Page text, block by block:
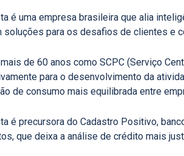
é uma empresa brasileira que alia
soluções para os desafios de clientes e
mais de 60 anos como SCPC (Serviço
para o desenvolvimento da
de consumo mais equilibrada entre
é precursora do Cadastro Positivo,
que deixa a análise de crédito mais